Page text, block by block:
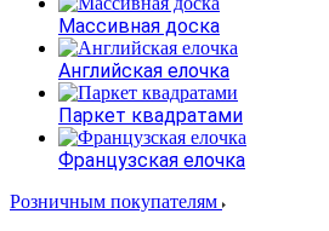
Массивная доска
Английская елочка
Паркет квадратами
Французская елочка
Розничным покупателям